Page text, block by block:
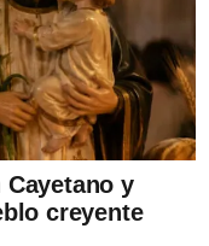
Cayetano y
creyente